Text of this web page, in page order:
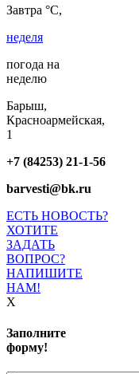
Завтра °C,
неделя
погода на
неделю
Барыш,
Красноармейская,
1
+7 (84253) 21-1-56
barvesti@bk.ru
ЕСТЬ НОВОСТЬ?
ХОТИТЕ
ЗАДАТЬ
ВОПРОС?
НАПИШИТЕ
НАМ!
X
Заполните
форму!